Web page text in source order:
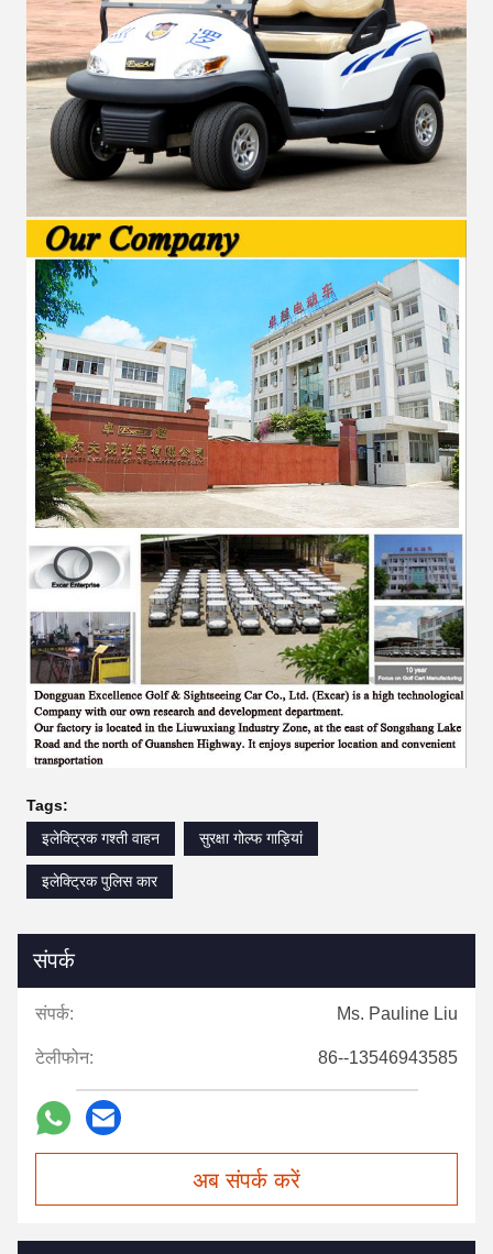
Tags:
इलेक्ट्रिक गश्ती वाहन
सुरक्षा गोल्फ गाड़ियां
इलेक्ट्रिक पुलिस कार
संपर्क
संपर्क: Ms. Pauline Liu
टेलीफोन: 86--13546943585
अब संपर्क करें